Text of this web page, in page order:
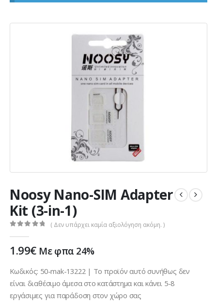
Noosy Nano-SIM Adapter
Kit (3-in-1)
( Δεν υπάρχει καμία αξιολόγηση ακόμη. )
1.99€ Με φπα 24%
Κωδικός: 50-mak-13222 | Το προϊόν αυτό συνήθως δεν
είναι διαθέσιμο άμεσα στο κατάστημα και κάνει 5-8
εργάσιμες για παράδοση στον χώρο σας